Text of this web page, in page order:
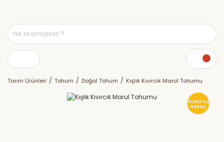
Tarım Ürünleri Tohum Doğal Tohum Kışlık Kıvırcık Marul Tohumu
ÜCRETSİZ
KARGO